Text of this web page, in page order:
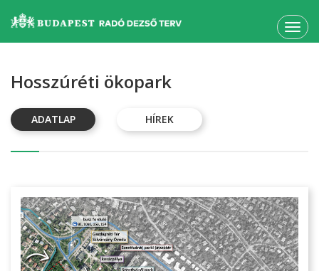
Hosszúréti ökopark
ADATLAP HÍREK